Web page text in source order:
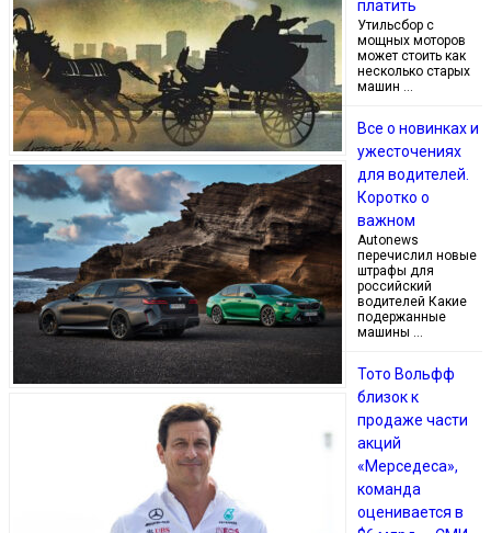
платить
Утильсбор с
мощных моторов
может стоить как
несколько старых
машин …
Все о новинках и
ужесточениях
для водителей.
Коротко о
важном
Autonews
перечислил новые
штрафы для
российский
водителей Какие
подержанные
машины …
Тото Вольфф
близок к
продаже части
акций
«Мерседеса»,
команда
оценивается в